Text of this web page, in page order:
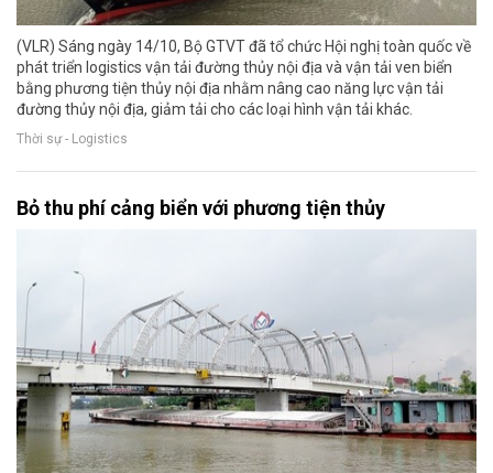
(VLR) Sáng ngày 14/10, Bộ GTVT đã tổ chức Hội nghị toàn quốc về
phát triển logistics vận tải đường thủy nội địa và vận tải ven biển
bằng phương tiện thủy nội địa nhằm nâng cao năng lực vận tải
đường thủy nội địa, giảm tải cho các loại hình vận tải khác.
Thời sự - Logistics
Bỏ thu phí cảng biển với phương tiện thủy